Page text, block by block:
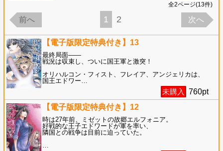
全2ページ(13件)
前へ 1 2 次へ
【電子版限定特典付き】13
最終局面――
戦況は収束し、ついに国王軍と激突！
オリハルコン・フィスト、フレイア、アンジェリカは、
国王エドワー
未購入 760pt
【電子版限定特典付き】12
時は27年前、ミゼットの故郷エルフォニア。
好戦的な王子エドワードが軍を率い、
隣国との戦争は目前に迫っていた。